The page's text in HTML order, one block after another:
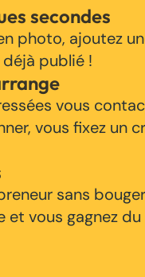
secondes
photo, ajoutez
publié !
vous
vous fixez un
sans
et vous gagnez